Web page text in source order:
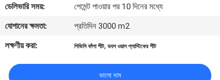
যোগাযোগ
করুন
BLOG
ডেলিভারি সময়:
পেমেন্ট পাওয়ার পর 10 দিনের মধ্যে
যোগানের ক্ষমতা:
প্রতিদিন 3000 m2
লক্ষণীয় করা:
পিভিসি ফাঁপা শীট,ডবল ওয়াল প্লাস্টিকের শীট
ভালো দাম